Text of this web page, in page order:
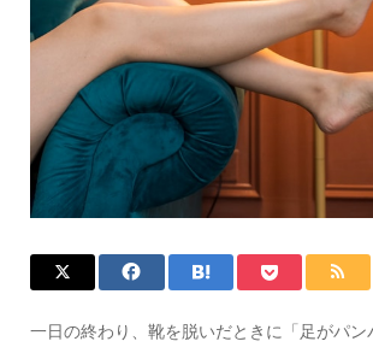
一日の終わり、靴を脱いだときに「足がパ